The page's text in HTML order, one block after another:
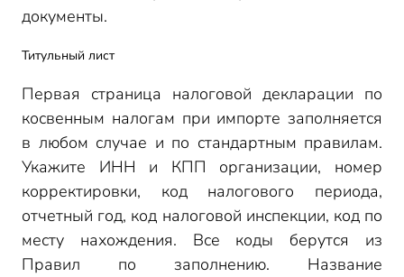
документы.
Титульный лист
Первая страница налоговой декларации по
косвенным налогам при импорте заполняется
в любом случае и по стандартным правилам.
Укажите ИНН и КПП организации, номер
корректировки, код налогового периода,
отчетный год, код налоговой инспекции, код по
месту нахождения. Все коды берутся из
Правил по заполнению. Название